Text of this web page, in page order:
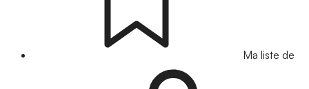
Ma liste de